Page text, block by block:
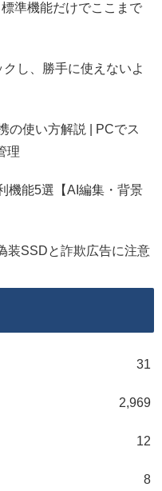
準機能だけでここまで
し、勝手に使えないよ
の使い方解説 | PCでス
理
機能5選【AI編集・背景
装SSDと詐欺広告に注意
31
2,969
12
8